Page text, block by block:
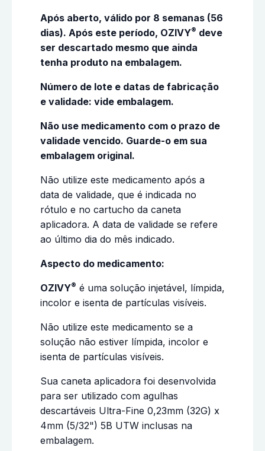
Após aberto, válido por 8 semanas (56
dias). Após este período, OZIVY® deve
ser descartado mesmo que ainda
tenha produto na embalagem.
Número de lote e datas de fabricação
e validade: vide embalagem.
Não use medicamento com o prazo de
validade vencido. Guarde-o em sua
embalagem original.
Não utilize este medicamento após a
data de validade, que é indicada no
rótulo e no cartucho da caneta
aplicadora. A data de validade se refere
ao último dia do mês indicado.
Aspecto do medicamento:
OZIVY® é uma solução injetável, límpida,
incolor e isenta de partículas visíveis.
Não utilize este medicamento se a
solução não estiver límpida, incolor e
isenta de partículas visíveis.
Sua caneta aplicadora foi desenvolvida
para ser utilizado com agulhas
descartáveis Ultra-Fine 0,23mm (32G) x
4mm (5/32") 5B UTW inclusas na
embalagem.